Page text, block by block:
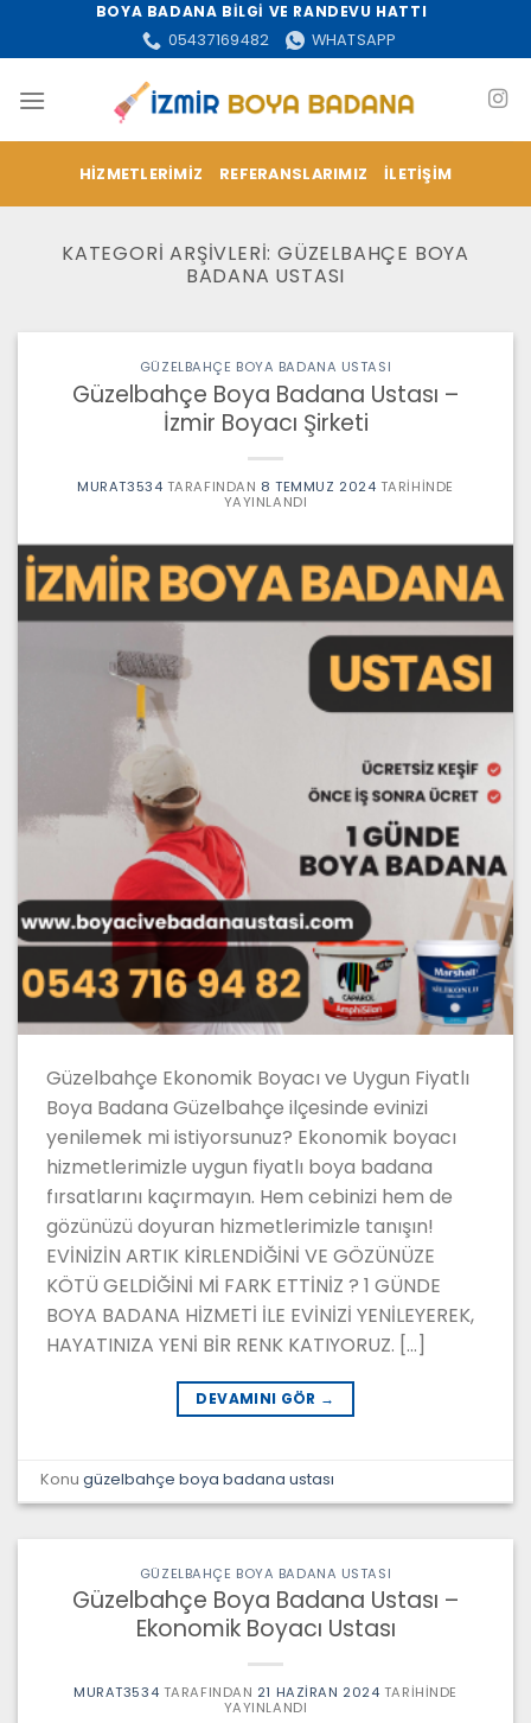
BOYA BADANA BİLGİ VE RANDEVU HATTI
05437169482
WHATSAPP
HIZMETLERIMIZ REFERANSLARIMIZ İLETIŞIM
KATEGORI ARŞIVLERI: GÜZELBAHÇE BOYA
BADANA USTASI
GÜZELBAHÇE BOYA BADANA USTASI
Güzelbahçe Boya Badana Ustası –
İzmir Boyacı Şirketi
MURAT3534 TARAFINDAN 8 TEMMUZ 2024 TARIHINDE
YAYINLANDI
Güzelbahçe Ekonomik Boyacı ve Uygun Fiyatlı
Boya Badana Güzelbahçe ilçesinde evinizi
yenilemek mi istiyorsunuz? Ekonomik boyacı
hizmetlerimizle uygun fiyatlı boya badana
fırsatlarını kaçırmayın. Hem cebinizi hem de
gözünüzü doyuran hizmetlerimizle tanışın!
EVİNİZİN ARTIK KİRLENDİĞİNİ VE GÖZÜNÜZE
KÖTÜ GELDİĞİNİ Mİ FARK ETTİNİZ ? 1 GÜNDE
BOYA BADANA HİZMETİ İLE EVİNİZİ YENİLEYEREK,
HAYATINIZA YENİ BİR RENK KATIYORUZ. […]
DEVAMINI GÖR →
Konugüzelbahçe boya badana ustası
GÜZELBAHÇE BOYA BADANA USTASI
Güzelbahçe Boya Badana Ustası –
Ekonomik Boyacı Ustası
MURAT3534 TARAFINDAN 21 HAZIRAN 2024 TARIHINDE
YAYINLANDI